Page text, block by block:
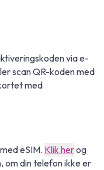
via e-
scan QR-koden med
med
eSIM. Klik herog
om din telefon ikke er